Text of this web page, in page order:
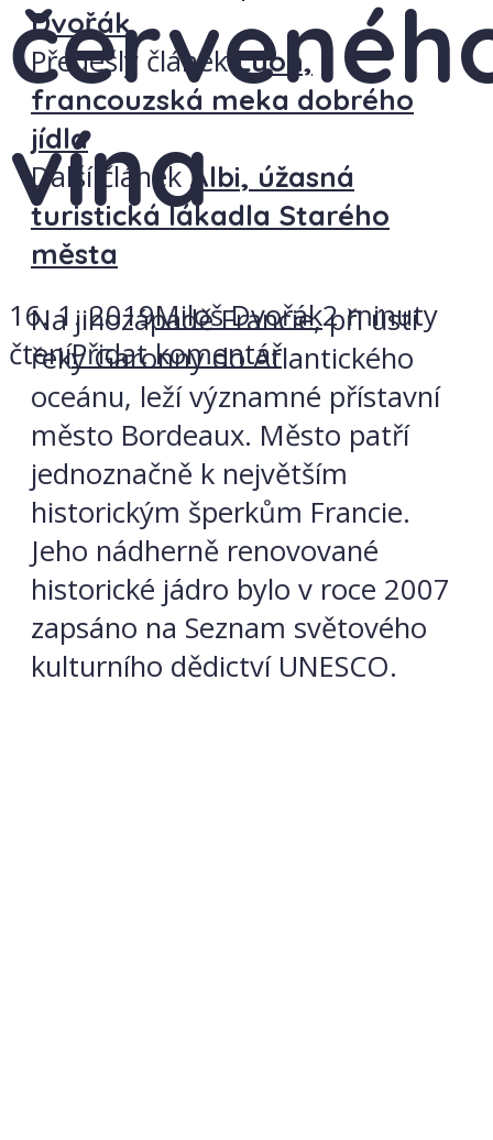
vína
16. 1. 2019Miloš Dvořák2 minuty
čteníPřidat komentář
Dvořák
Předešlý článek Lyon,
francouzská meka dobrého
jídla
Další článek Albi, úžasná
turistická lákadla Starého
města
Na jihozápadě Francie, při ústí
řeky Garonny do Atlantického
oceánu, leží významné přístavní
město Bordeaux. Město patří
jednoznačně k největším
historickým šperkům Francie.
Jeho nádherně renovované
historické jádro bylo v roce 2007
zapsáno na Seznam světového
kulturního dědictví UNESCO.